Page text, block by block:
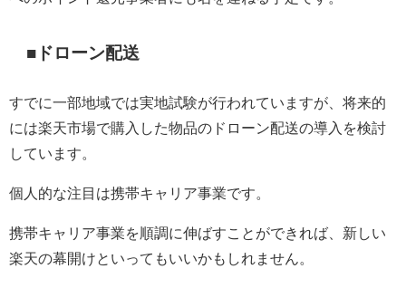
■ドローン配送
すでに一部地域では実地試験が行われていますが、将来的
には楽天市場で購入した物品のドローン配送の導入を検討
しています。
個人的な注目は携帯キャリア事業です。
携帯キャリア事業を順調に伸ばすことができれば、新しい
楽天の幕開けといってもいいかもしれません。